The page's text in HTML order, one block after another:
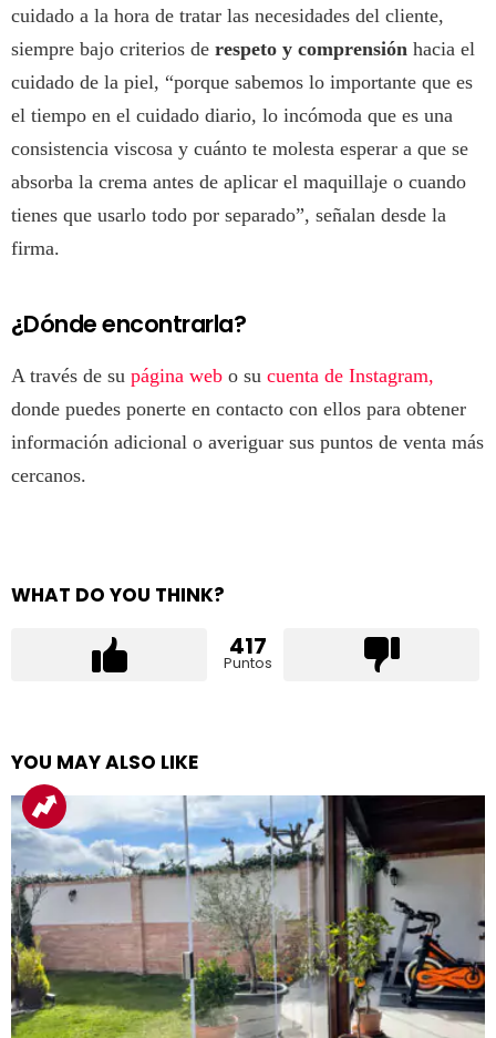
cuidado a la hora de tratar las necesidades del cliente,
siempre bajo criterios de respeto y comprensión hacia el
cuidado de la piel, “porque sabemos lo importante que es
el tiempo en el cuidado diario, lo incómoda que es una
consistencia viscosa y cuánto te molesta esperar a que se
absorba la crema antes de aplicar el maquillaje o cuando
tienes que usarlo todo por separado”, señalan desde la
firma.
¿Dónde encontrarla?
A través de su página web o su cuenta de Instagram,
donde puedes ponerte en contacto con ellos para obtener
información adicional o averiguar sus puntos de venta más
cercanos.
WHAT DO YOU THINK?
417
Puntos
YOU MAY ALSO LIKE